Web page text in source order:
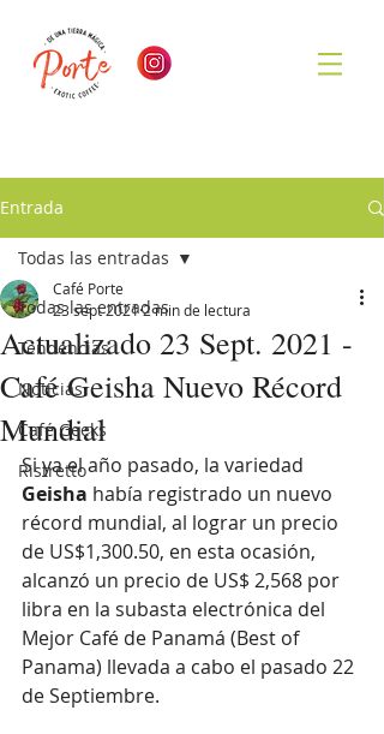
Entrada
Todas las entradas
Tendencias
Noticias
Café Geeks
Ristretto
Todas las entradas
Actualizado 23 Sept. 2021 -
Café Geisha Nuevo Récord
Mundial
Café Porte
23 sept 20212 min de lectura
Si ya el año pasado, la variedad
Geisha había registrado un nuevo
récord mundial, al lograr un precio
de US$1,300.50, en esta ocasión,
alcanzó un precio de US$ 2,568 por
libra en la subasta electrónica del
Mejor Café de Panamá (Best of
Panama) llevada a cabo el pasado 22
de Septiembre.